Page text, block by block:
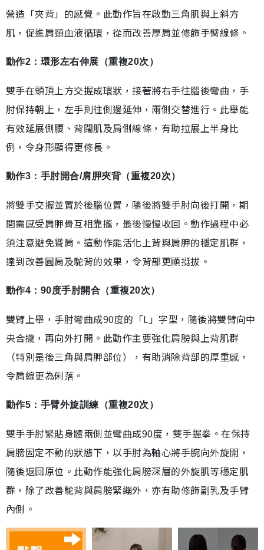
營造「夾背」的感覺。此動作旨在啟動三角肌與上斜方
肌，促進肩頸血液循環，從而改善厚肩並修飾手臂線條。
動作2：環形左右伸展（重複20次）
雙手在頭頂上方交握成環狀，接著將右手往腦後彎曲，手
肘保持朝上，左手則往側邊延伸，兩側交替進行。此舉能
有效延展側腰、背闊肌及肩側線條，有助拉展上半身比
例，令身形顯得更修長。
動作3：手肘開合/肩胛夾背（重複20次）
將雙手交握並置於後腦位置，隨後將雙手肘向後打開，期
間需感受肩胛骨互相靠攏，最後慢慢收回。動作過程中必
須注意避免聳肩。這動作能活化上背與肩胛的穩定肌群，
達到改善圓肩及駝背的效果，令背部更顯挺拔。
動作4：90度手肘開合（重複20次）
雙臂上舉，手肘彎曲成90度的「L」字型，隨後將雙臂向中
央合攏，再向外打開。此動作主要強化肩膀與上背肌群
（特別是後三角與肩胛部位），有助消除背部的厚重感，
令肩線更為俐落。
動作5：手臂外旋訓練（重複20次）
雙手手肘緊貼身體兩側並彎曲成90度，雙手握拳。在保持
肩膀固定不動的狀態下，以手肘為軸心將手腕向外旋開，
隨後返回原位。此動作能強化肩膀深層的外旋肌等穩定肌
群，除了改善駝背與肩膀緊繃外，亦有助修飾副乳及手臂
內側。